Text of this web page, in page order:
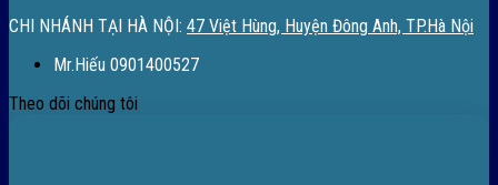
CHI NHÁNH TẠI HÀ NỘI: 47 Việt Hùng, Huyện Đông Anh, TP.Hà Nội
Mr.Hiếu 0901400527
Theo dõi chúng tôi